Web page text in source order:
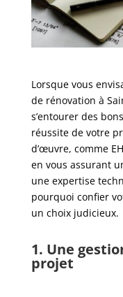
Lorsque vous
de rénovation à
s’entourer des
réussite de votre
d’œuvre, comme
en vous assurant
une expertise
pourquoi confier
un choix judicieux.
1. Une
projet